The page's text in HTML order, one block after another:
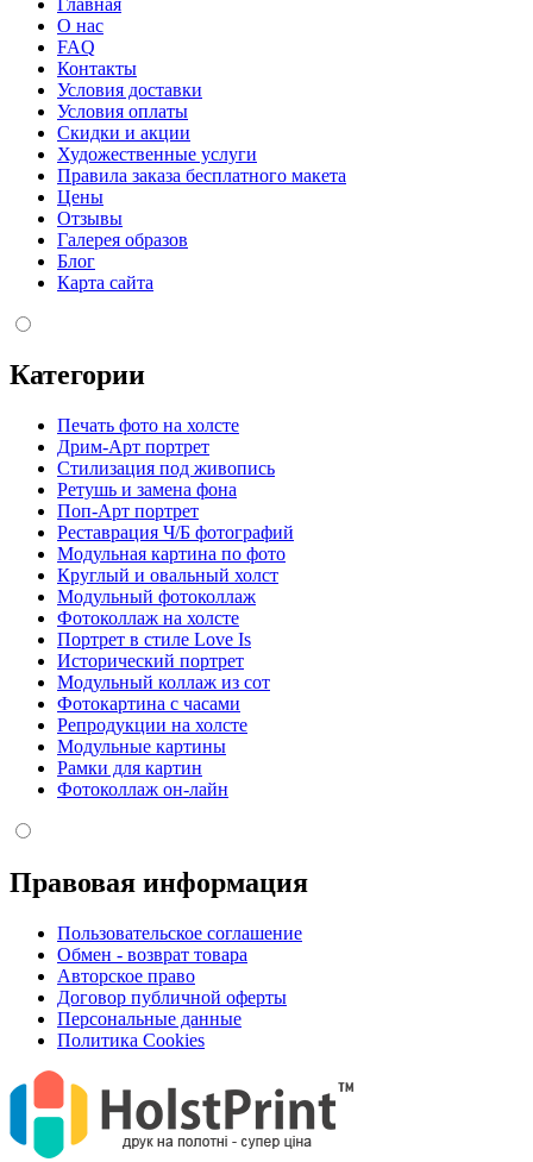
О нас
FAQ
Контакты
Условия доставки
Условия оплаты
Скидки и акции
Художественные услуги
Правила заказа бесплатного макета
Цены
Отзывы
Галерея образов
Блог
Карта сайта
Категории
Печать фото на холсте
Дрим-Арт портрет
Стилизация под живопись
Ретушь и замена фона
Поп-Арт портрет
Реставрация Ч/Б фотографий
Модульная картина по фото
Круглый и овальный холст
Модульный фотоколлаж
Фотоколлаж на холсте
Портрет в стиле Love Is
Исторический портрет
Модульный коллаж из сот
Фотокартина с часами
Репродукции на холсте
Модульные картины
Рамки для картин
Фотоколлаж он-лайн
Правовая информация
Пользовательское соглашение
Обмен - возврат товара
Авторское право
Договор публичной оферты
Персональные данные
Политика Cookies